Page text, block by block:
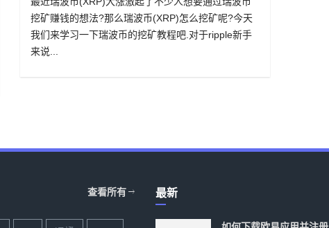
挖矿赚钱的想法?那么瑞波币(XRP)怎么挖矿呢?今天
我们来学习一下瑞波币的挖矿教程吧.对于ripple新手
来说...
查看所有 最新